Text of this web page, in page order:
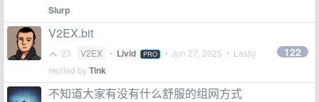
Slurp
V2EX.bit
23 V2EX • Livid PRO • Jun 27, 2025 • Lastly
replied byTink
122
不知道大家有没有什么舒服的组网方式